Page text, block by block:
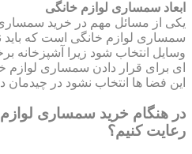
ابعاد سمساری لوازم خانگی
یکی از مسائل مهم در خرید سمساری
سمساری لوازم خانگی است که باید
وسایل انتخاب شود زیرا آشپزخانه
ای برای قرار دادن سمساری لوازم
این فضا ها انتخاب نشود در
در هنگام خرید سمساری لوازم
رعایت کنیم؟